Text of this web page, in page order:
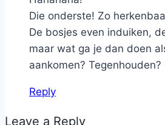
Die onderste! Zo
De bosjes even induiken,
maar wat ga je dan doen
aankomen? Tegenhouden?
Reply
Leave a Reply